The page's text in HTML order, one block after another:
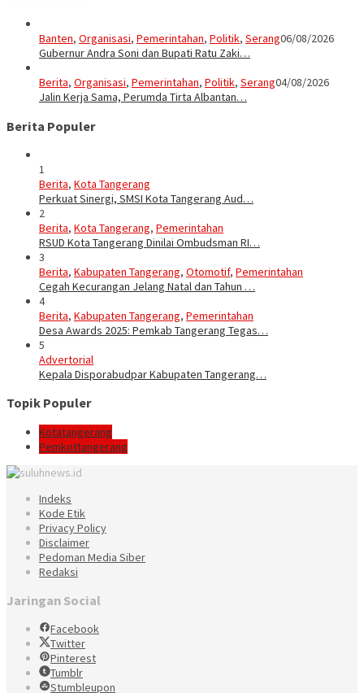
Banten, Organisasi, Pemerintahan, Politik, Serang06/08/2026
Gubernur Andra Soni dan Bupati Ratu Zaki…
Berita, Organisasi, Pemerintahan, Politik, Serang04/08/2026
Jalin Kerja Sama, Perumda Tirta Albantan…
Berita Populer
1
Berita, Kota Tangerang
Perkuat Sinergi, SMSI Kota Tangerang Aud…
2
Berita, Kota Tangerang, Pemerintahan
RSUD Kota Tangerang Dinilai Ombudsman RI…
3
Berita, Kabupaten Tangerang, Otomotif, Pemerintahan
Cegah Kecurangan Jelang Natal dan Tahun …
4
Berita, Kabupaten Tangerang, Pemerintahan
Desa Awards 2025: Pemkab Tangerang Tegas…
5
Advertorial
Kepala Disporabudpar Kabupaten Tangerang…
Topik Populer
Kotatangerang
Pemkottangerang
Indeks
Kode Etik
Privacy Policy
Disclaimer
Pedoman Media Siber
Redaksi
Jaringan Social
Facebook
Twitter
Pinterest
Tumblr
Stumbleupon